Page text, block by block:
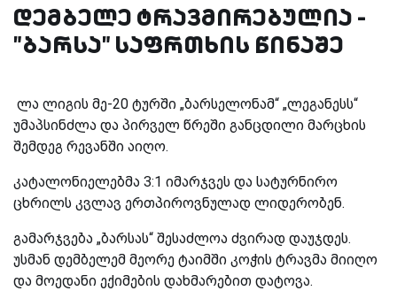
დემბელე ტრავმირებულია -
"ბარსა" საფრთხის წინაშე
ლა ლიგის მე-20 ტურში „ბარსელონამ“ „ლეგანესს“
უმაპსინძლა და პირველ წრეში განცდილი მარცხის
შემდეგ რევანში აიღო.
კატალონიელებმა 3:1 იმარჯვეს და სატურნირო
ცხრილს კვლავ ერთპიროვნულად ლიდერობენ.
გამარჯვება „ბარსას“ შესაძლოა ძვირად დაუჯდეს.
უსმან დემბელემ მეორე ტაიმში კოჭის ტრავმა მიიღო
და მოედანი ექიმების დახმარებით დატოვა.